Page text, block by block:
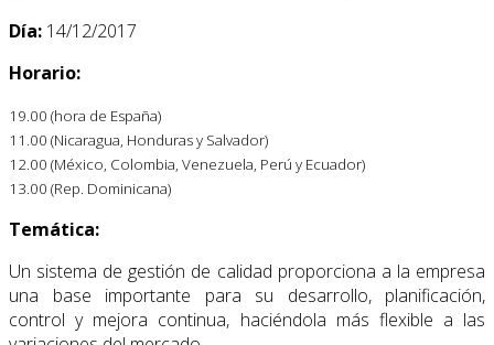
Día: 14/12/2017
Horario:
19.00 (hora de España)
11.00 (Nicaragua, Honduras y Salvador)
12.00 (México, Colombia, Venezuela, Perú y Ecuador)
13.00 (Rep. Dominicana)
Temática:
Un sistema de gestión de calidad proporciona a la empresa
una base importante para su desarrollo, planificación,
control y mejora continua, haciéndola más flexible a las